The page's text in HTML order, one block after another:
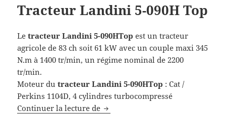
Tracteur Landini 5-090H Top
Letracteur Landini 5-090HTop est un tracteur
agricole de 83 ch soit 61 kW avec un couple maxi 345
N.m à 1400 tr/min, un régime nominal de 2200
tr/min.
Moteur dutracteur Landini 5-090HTop : Cat /
Perkins 1104D, 4 cylindres turbocompressé
Continuer la lecture de Tracteur Landini 5-090H Top